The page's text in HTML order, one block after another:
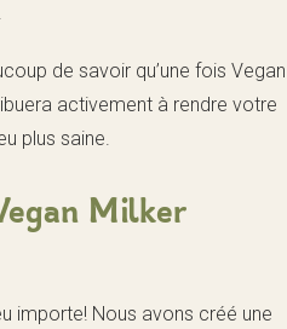
de savoir qu’une fois Vegan
activement à rendre votre
plus saine.
Milker
importe! Nous avons créé une